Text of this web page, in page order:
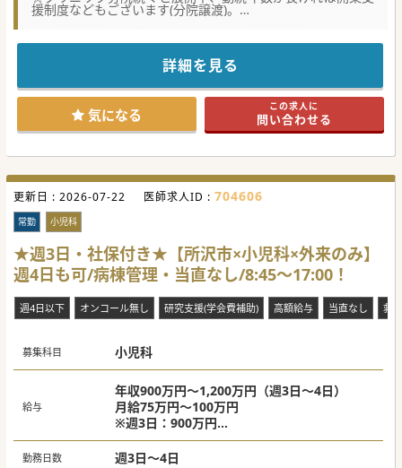
援制度などもございます(分院譲渡)。
採用決定から6ヶ月後を目安にクリニック開院予定。
地域医療の活性化、法人の発展の為、新規分院長(管理医師)
先生とご相談をしながら、より良いクリニックをつくってい
きたいとお考えの法人運営のクリニックです。
休診日や業務内容など、院長の裁量で決定できますので、
ワークライフバランスを改善されたい先生などににオススメ
です。
#業務委託案件 #秋入職可
詳細を見る
気になる この求人に
問い合わせる
更新日 : 2026-07-22 医師求人ID : 704606
常勤 小児科
★週3日・社保付き★【所沢市×小児科×外来のみ】
週4日も可/病棟管理・当直なし/8:45～17:00！
週4日以下 オンコール無し 研究支援(学会費補助) 高額給与 当直なし 救
募集科目 小児科
給与
年収900万円～1,200万円（週3日～4日）
月給75万円～100万円
※週3日：900万円
※週4日：1,200万円
勤務日数 週3日～4日